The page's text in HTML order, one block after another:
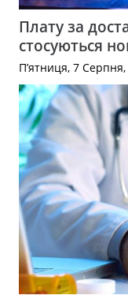
Плату за
стосуються
П’ятниця, 7